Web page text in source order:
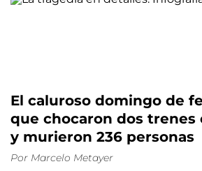
El caluroso domingo de
que chocaron dos trenes
y murieron 236 personas
Por Marcelo Metayer